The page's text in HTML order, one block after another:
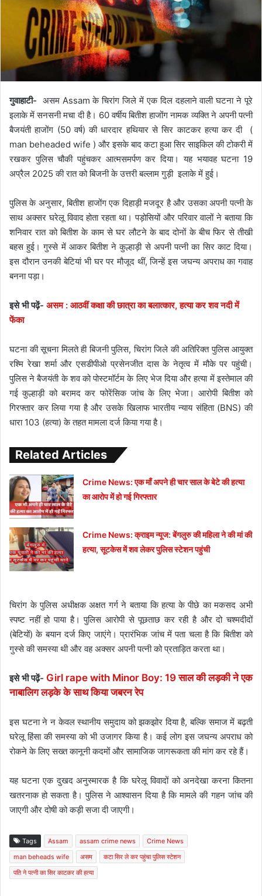
गुवाहाटी- असम Assam के चिरांग जिले में एक दिल दहलाने वाली घटना ने पूरे
इलाके में सनसनी मचा दी है। 60 वर्षीय बितीश हाजोंग नामक व्यक्ति ने अपनी पत्नी
बैजयंती हाजोंग (50 वर्ष) की धारदार हथियार से सिर काटकर हत्या कर दी (
man beheaded wife ) और इसके बाद कटा हुआ सिर साइकिल की टोकरी में
रखकर पुलिस चौकी पहुंचकर आत्मसमर्पण कर दिया। यह भयावह घटना 19
अप्रैल 2025 की रात को बिजनी के उत्तरी बल्लाम गुड़ी इलाके में हुई।
पुलिस के अनुसार, बितीश हाजोंग एक दिहाड़ी मजदूर है और उसका अपनी पत्नी के
साथ अक्सर घरेलू विवाद होता रहता था। पड़ोसियों और परिवार वालों ने बताया कि
शनिवार रात को बितीश के काम से घर लौटने के बाद दोनों के बीच फिर से तीखी
बहस हुई। गुस्से में आकर बितीश ने कुल्हाड़ी से अपनी पत्नी का सिर काट दिया।
इस दौरान उनकी बेटियां भी घर पर मौजूद थीं, जिन्हें इस जघन्य अपराध का गवाह
बनना पड़ा।
इसे भी पढ़ें- असम : आठवीं कक्षा की छात्रा का बलात्कार, हत्या कर शव नदी में
फेंका
घटना की सूचना मिलते ही बिजनी पुलिस, चिरांग जिले की अतिरिक्त पुलिस आयुक्त
रश्मि रेखा शर्मा और एसडीपीओ प्रसेनजीत दास के नेतृत्व में मौके पर पहुंची।
पुलिस ने बैजयंती के शव को पोस्टमॉर्टम के लिए भेज दिया और हत्या में इस्तेमाल की
गई कुल्हाड़ी को बरामद कर फोरेंसिक जांच के लिए भेजा। आरोपी बितीश को
गिरफ्तार कर लिया गया है और उसके खिलाफ भारतीय न्याय संहिता (BNS) की
धारा 103 (हत्या) के तहत मामला दर्ज किया गया है।
Related Articles
Crime News: एक माँ अपने ही चार साल के बेटे की हत्या
का आरोप में हो गई गिरफ्तार
Crime News: क्राइम न्यूज: बेंगलुरु की महिला ने की मां की
हत्या, सूटकेस में शव लेकर पुलिस स्टेशन पहुंची
चिरांग के पुलिस अधीक्षक अक्षत गर्ग ने बताया कि हत्या के पीछे का मकसद अभी
स्पष्ट नहीं हो पाया है। पुलिस आरोपी से पूछताछ कर रही है और दो चश्मदीदों
(बेटियों) के बयान दर्ज किए जाएंगे। प्रारंभिक जांच में पता चला है कि बितीश को
गुस्से की समस्या थी और वह अक्सर अपनी पत्नी को प्रताड़ित करता था।
इसे भी पढ़ें- Girl rape with Minor Boy: 19 साल की लड़की ने एक
नाबालिग लड़के के साथ किया जबरन रेप
इस घटना ने न केवल स्थानीय समुदाय को झकझोर दिया है, बल्कि समाज में बढ़ती
घरेलू हिंसा की समस्या को भी उजागर किया है। कई लोग इस जघन्य अपराध को
रोकने के लिए सख्त कानूनी कदमों और सामाजिक जागरूकता की मांग कर रहे हैं।
यह घटना एक दुखद अनुस्मारक है कि घरेलू विवादों को अनदेखा करना कितना
खतरनाक हो सकता है। पुलिस ने आश्वासन दिया है कि मामले की गहन जांच की
जाएगी और दोषी को कड़ी सजा दी जाएगी।
Tags Assam assam crime news
Crime News
man beheads wife
असम
कटा सिर ले कर पहुंचा पुलिस स्टेशन
पति ने पत्नी का सिर काटकर की हत्या